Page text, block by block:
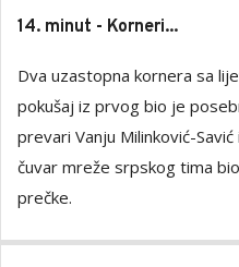
14. minut - Korneri...
Dva uzastopna kornera sa
pokušaj iz prvog bio je
prevari Vanju Milinković-
čuvar mreže srpskog tima
prečke.